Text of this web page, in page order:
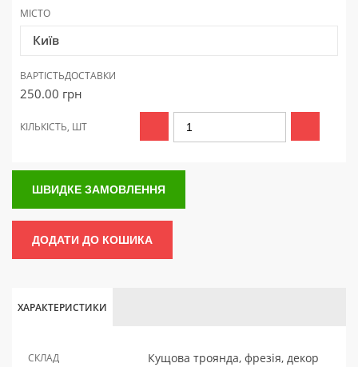
МІСТО
Київ
ВАРТІСТЬДОСТАВКИ
250.00 грн
КІЛЬКІСТЬ, ШТ
ШВИДКЕ ЗАМОВЛЕННЯ
ДОДАТИ ДО КОШИКА
ХАРАКТЕРИСТИКИ
СКЛАД Кущова троянда, фрезія, декор